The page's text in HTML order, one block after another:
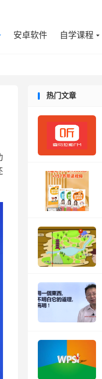
安卓软件 自学课程
热门文章